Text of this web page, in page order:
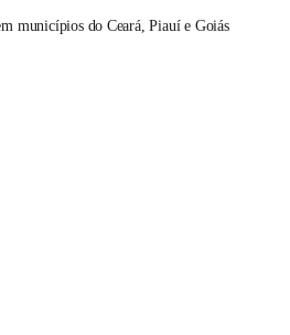
municípios do Ceará, Piauí e Goiás